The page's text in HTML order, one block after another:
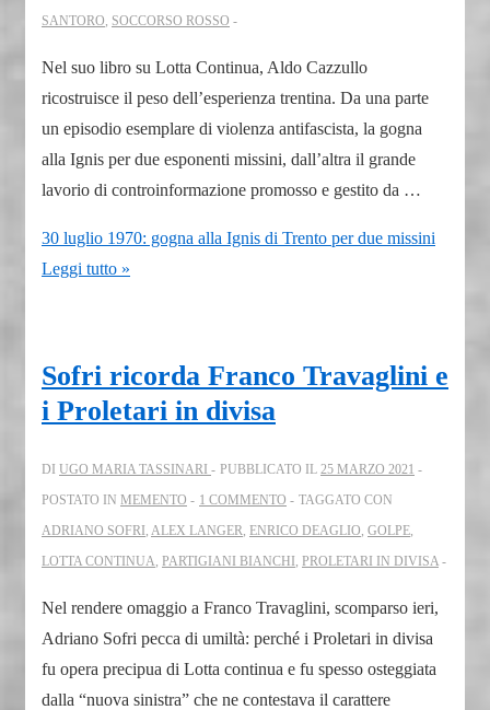
SANTORO, SOCCORSO ROSSO
Nel suo libro su Lotta Continua, Aldo Cazzullo
ricostruisce il peso dell’esperienza trentina. Da una parte
un episodio esemplare di violenza antifascista, la gogna
alla Ignis per due esponenti missini, dall’altra il grande
lavorio di controinformazione promosso e gestito da …
30 luglio 1970: gogna alla Ignis di Trento per due missini
Leggi tutto »
Sofri ricorda Franco Travaglini e
i Proletari in divisa
DI UGO MARIA TASSINARI PUBBLICATO IL 25 MARZO 2021
POSTATO IN MEMENTO 1 COMMENTO
TAGGATO CON
ADRIANO SOFRI ALEX LANGER ENRICO DEAGLIO GOLPE
LOTTA CONTINUA PARTIGIANI BIANCHI PROLETARI IN DIVISA
Nel rendere omaggio a Franco Travaglini, scomparso ieri,
Adriano Sofri pecca di umiltà: perché i Proletari in divisa
fu opera precipua di Lotta continua e fu spesso osteggiata
dalla “nuova sinistra” che ne contestava il carattere